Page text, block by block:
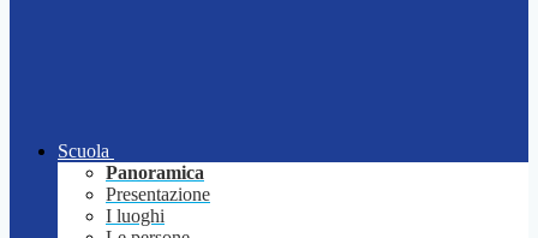
Scuola
Panoramica
Presentazione
I luoghi